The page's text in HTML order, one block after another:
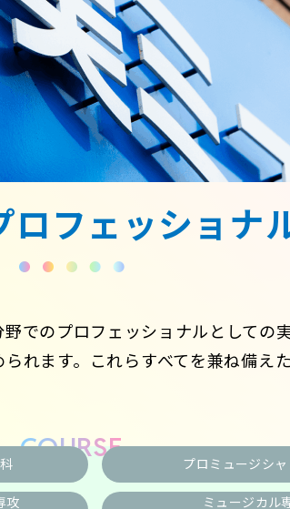
ジャズ・ポピュラ
管弦打楽器学科
音楽総合アカデミ
コンセルヴァト
ロフェッショナ
でのプロフェッショナルとしての
れます。これらすべてを兼ね備え
COURSE
プロミュージシ
攻 ミュージカル